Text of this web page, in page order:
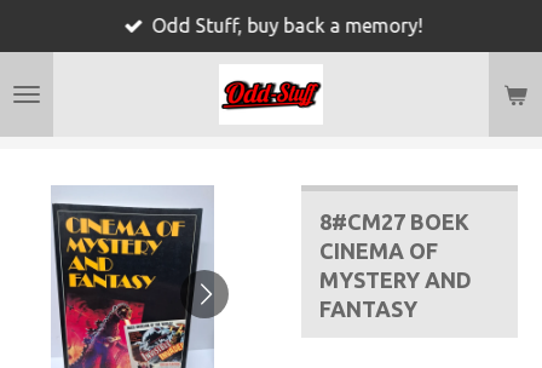
naar
Odd Stuff, buy back a memory!
8#CM27 BOEK
CINEMA OF
MYSTERY AND
FANTASY